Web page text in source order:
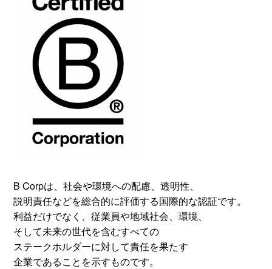
B Corpは、社会や環境への配慮、透明性、
説明責任などを総合的に評価する国際的な認証です。
利益だけでなく、従業員や地域社会、環境、
そして未来の世代を含むすべての
ステークホルダーに対して責任を果たす
企業であることを示すものです。